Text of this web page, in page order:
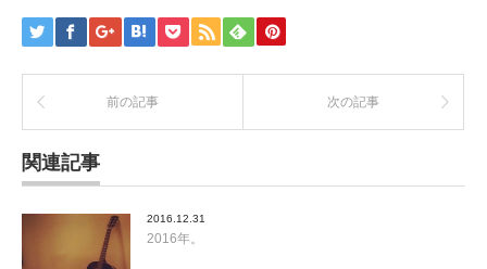
前の記事 次の記事
関連記事
2016.12.31
2016年。